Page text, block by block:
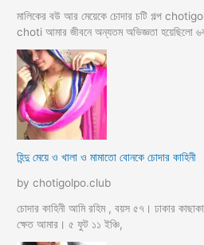
মালিকের বউ আর মেয়েকে চোদার চটি গল্প
choti আমার জীবনে অন্যতম অভিজ্ঞতা হয়েছিলো
হিন্দু মেয়ে ও খালা ও মামাতো বোনকে চোদার কাহিনী
by chotigolpo.club
চোদার কাহিনী আমি রহিম , বয়স ৫৭। ঢাকার
ক্ষেত আমার। ৫ ফুট ১১ ইঞ্চি,